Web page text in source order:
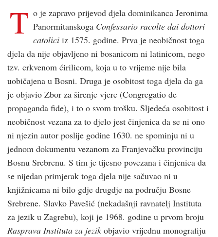
T o je zapravo prijevod djela dominikanca Jeronima
Panormitanskoga Confessario racolte dai dottori
catolici iz 1575. godine. Prva je neobičnost toga
djela da nije objavljeno ni bosanicom ni latinicom, nego
tzv. crkvenom ćirilicom, koja u to vrijeme nije bila
uobičajena u Bosni. Druga je osobitost toga djela da ga
je objavio Zbor za širenje vjere (Congregatio de
propaganda fide), i to o svom trošku. Sljedeća osobitost i
neobičnost vezana za to djelo jest činjenica da se ni ono
ni njezin autor poslije godine 1630. ne spominju ni u
jednom dokumentu vezanom za Franjevačku provinciju
Bosnu Srebrenu. S tim je tijesno povezana i činjenica da
se nijedan primjerak toga djela nije sačuvao ni u
knjižnicama ni bilo gdje drugdje na području Bosne
Srebrene. Slavko Pavešić (nekadašnji ravnatelj Instituta
za jezik u Zagrebu), koji je 1968. godine u prvom broju
Rasprava Instituta za jezik objavio vrijednu monografiju